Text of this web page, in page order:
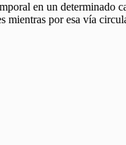
en un determinado
mientras por esa vía